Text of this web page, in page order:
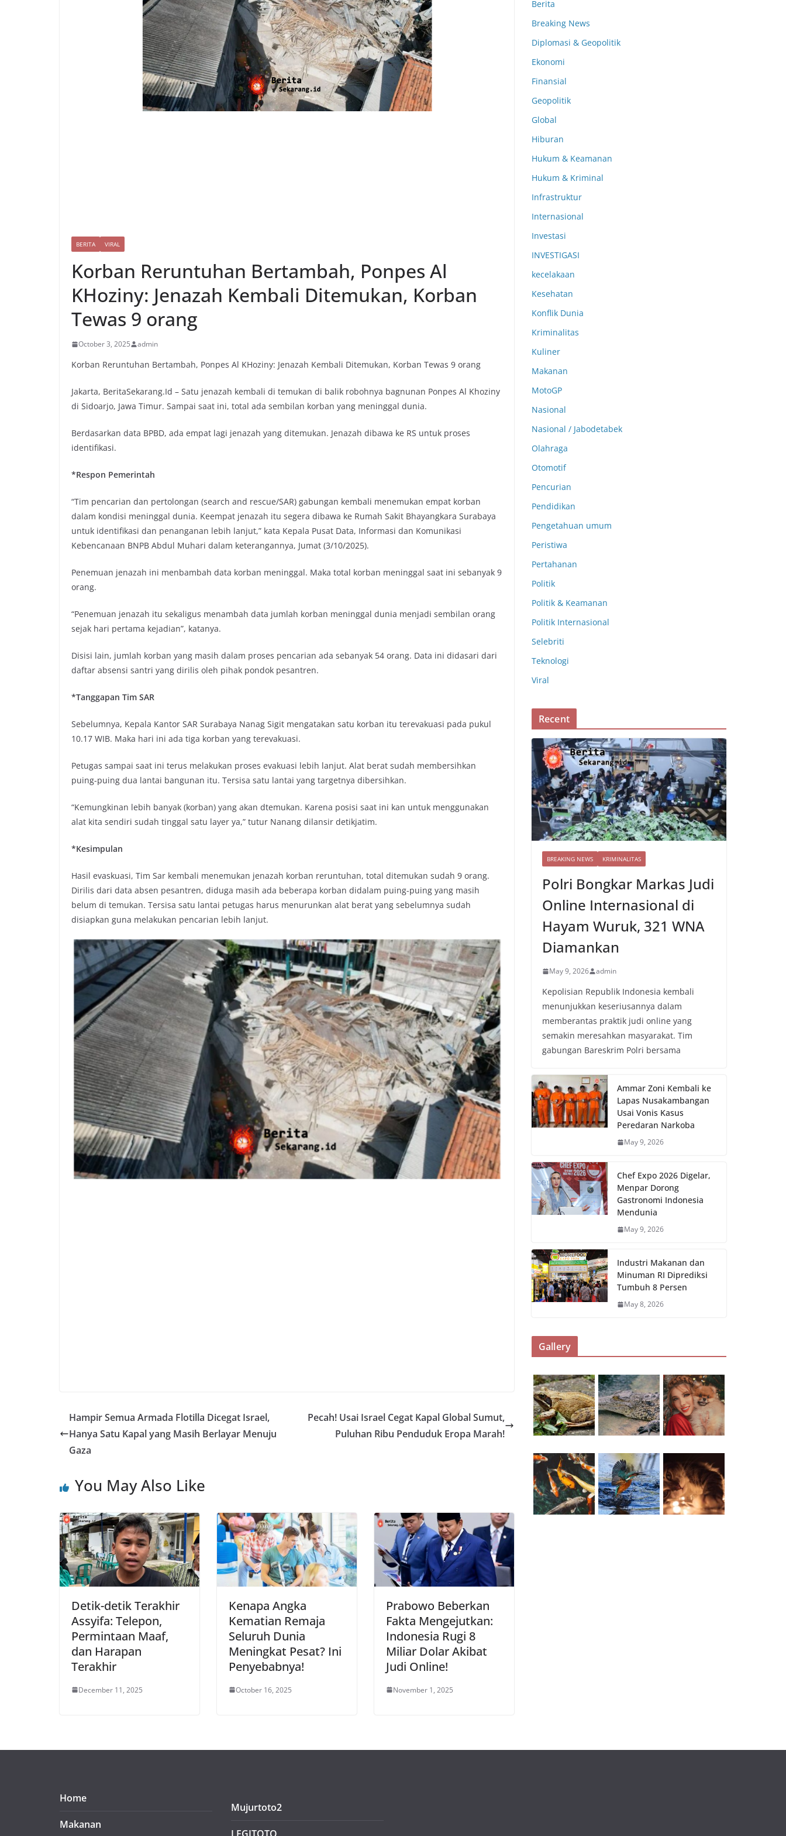
BERITA VIRAL
Korban Reruntuhan Bertambah, Ponpes Al
KHoziny: Jenazah Kembali Ditemukan, Korban
Tewas 9 orang
October 3, 2025 admin
Korban Reruntuhan Bertambah, Ponpes Al KHoziny: Jenazah Kembali Ditemukan, Korban Tewas 9 orang
Jakarta, BeritaSekarang.Id – Satu jenazah kembali di temukan di balik robohnya bagnunan Ponpes Al Khoziny
di Sidoarjo, Jawa Timur. Sampai saat ini, total ada sembilan korban yang meninggal dunia.
Berdasarkan data BPBD, ada empat lagi jenazah yang ditemukan. Jenazah dibawa ke RS untuk proses
identifikasi.
*Respon Pemerintah
“Tim pencarian dan pertolongan (search and rescue/SAR) gabungan kembali menemukan empat korban
dalam kondisi meninggal dunia. Keempat jenazah itu segera dibawa ke Rumah Sakit Bhayangkara Surabaya
untuk identifikasi dan penanganan lebih lanjut,” kata Kepala Pusat Data, Informasi dan Komunikasi
Kebencanaan BNPB Abdul Muhari dalam keterangannya, Jumat (3/10/2025).
Penemuan jenazah ini menbambah data korban meninggal. Maka total korban meninggal saat ini sebanyak 9
orang.
“Penemuan jenazah itu sekaligus menambah data jumlah korban meninggal dunia menjadi sembilan orang
sejak hari pertama kejadian”, katanya.
Disisi lain, jumlah korban yang masih dalam proses pencarian ada sebanyak 54 orang. Data ini didasari dari
daftar absensi santri yang dirilis oleh pihak pondok pesantren.
*Tanggapan Tim SAR
Sebelumnya, Kepala Kantor SAR Surabaya Nanag Sigit mengatakan satu korban itu terevakuasi pada pukul
10.17 WIB. Maka hari ini ada tiga korban yang terevakuasi.
Petugas sampai saat ini terus melakukan proses evakuasi lebih lanjut. Alat berat sudah membersihkan
puing-puing dua lantai bangunan itu. Tersisa satu lantai yang targetnya dibersihkan.
“Kemungkinan lebih banyak (korban) yang akan dtemukan. Karena posisi saat ini kan untuk menggunakan
alat kita sendiri sudah tinggal satu layer ya,” tutur Nanang dilansir detikjatim.
*Kesimpulan
Hasil evaskuasi, Tim Sar kembali menemukan jenazah korban reruntuhan, total ditemukan sudah 9 orang.
Dirilis dari data absen pesantren, diduga masih ada beberapa korban didalam puing-puing yang masih
belum di temukan. Tersisa satu lantai petugas harus menurunkan alat berat yang sebelumnya sudah
disiapkan guna melakukan pencarian lebih lanjut.
Hampir Semua Armada Flotilla Dicegat Israel,
Hanya Satu Kapal yang Masih Berlayar Menuju
Gaza
Pecah! Usai Israel Cegat Kapal Global Sumut,
Puluhan Ribu Penduduk Eropa Marah!
You May Also Like
Detik-detik Terakhir
Assyifa: Telepon,
Permintaan Maaf,
dan Harapan
Terakhir
December 11, 2025
Kenapa Angka
Kematian Remaja
Seluruh Dunia
Meningkat Pesat? Ini
Penyebabnya!
October 16, 2025
Prabowo Beberkan
Fakta Mengejutkan:
Indonesia Rugi 8
Miliar Dolar Akibat
Judi Online!
November 1, 2025
Berita
Breaking News
Diplomasi & Geopolitik
Ekonomi
Finansial
Geopolitik
Global
Hiburan
Hukum & Keamanan
Hukum & Kriminal
Infrastruktur
Internasional
Investasi
INVESTIGASI
kecelakaan
Kesehatan
Konflik Dunia
Kriminalitas
Kuliner
Makanan
MotoGP
Nasional
Nasional / Jabodetabek
Olahraga
Otomotif
Pencurian
Pendidikan
Pengetahuan umum
Peristiwa
Pertahanan
Politik
Politik & Keamanan
Politik Internasional
Selebriti
Teknologi
Viral
Recent
BREAKING NEWS KRIMINALITAS
Polri Bongkar Markas Judi
Online Internasional di
Hayam Wuruk, 321 WNA
Diamankan
May 9, 2026 admin
Kepolisian Republik Indonesia kembali
menunjukkan keseriusannya dalam
memberantas praktik judi online yang
semakin meresahkan masyarakat. Tim
gabungan Bareskrim Polri bersama
Ammar Zoni Kembali ke
Lapas Nusakambangan
Usai Vonis Kasus
Peredaran Narkoba
May 9, 2026
Chef Expo 2026 Digelar,
Menpar Dorong
Gastronomi Indonesia
Mendunia
May 9, 2026
Industri Makanan dan
Minuman RI Diprediksi
Tumbuh 8 Persen
May 8, 2026
Gallery
Home
Makanan
Mujurtoto2